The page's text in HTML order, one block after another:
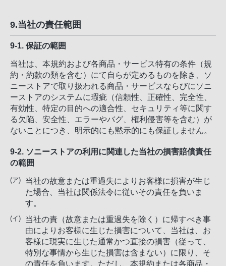
9.当社の責任範囲
9-1. 保証の範囲
当社は、本規約および各商品・サービス特有の条件（規
約・約款の類を含む）にて自らが定めるものを除き、ソ
ニーストアで取り扱われる商品・サービスならびにソニ
ーストアのシステムに瑕疵（信頼性、正確性、完全性、
有効性、特定の目的への適合性、セキュリティ等に関す
る欠陥、安全性、エラーやバグ、権利侵害等を含む）が
ないことにつき、明示的にも黙示的にも保証しません。
9-2. ソニーストアの利用に関連した当社の損害賠償責任
の範囲
当社の故意または重過失によりお客様に損害が生じ
た場合、当社は関係法令に従いその責任を負いま
す。
当社の責（故意または重過失を除く）に帰すべき事
由によりお客様に生じた損害について、当社は、お
客様に現実に生じた通常かつ直接の損害（従って、
特別な事情から生じた損害は含まない）に限り、そ
の責任を負います。ただし、本規約または各商品・